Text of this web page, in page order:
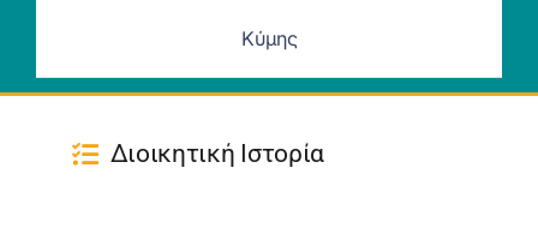
Κύμης
Διοικητική Ιστορία